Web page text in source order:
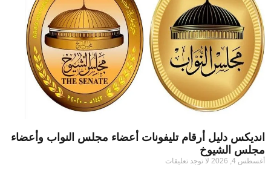
انديكس دليل أرقام تليفونات أعضاء مجلس النواب وأعضاء
مجلس الشيوخ
أغسطس 4, 2026 لا توجد تعليقات